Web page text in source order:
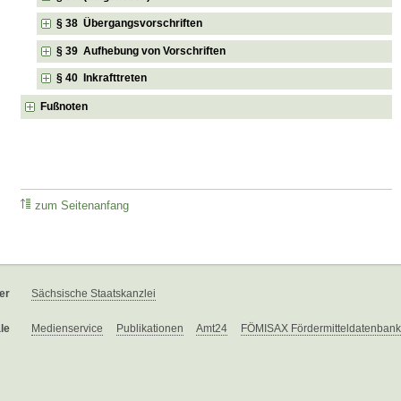
§ 38 Übergangsvorschriften
§ 39 Aufhebung von Vorschriften
§ 40 Inkrafttreten
Fußnoten
zum Seitenanfang
Sächsische Staatskanzlei
Medienservice Publikationen Amt24 FÖMISAX Fördermitteldatenbank